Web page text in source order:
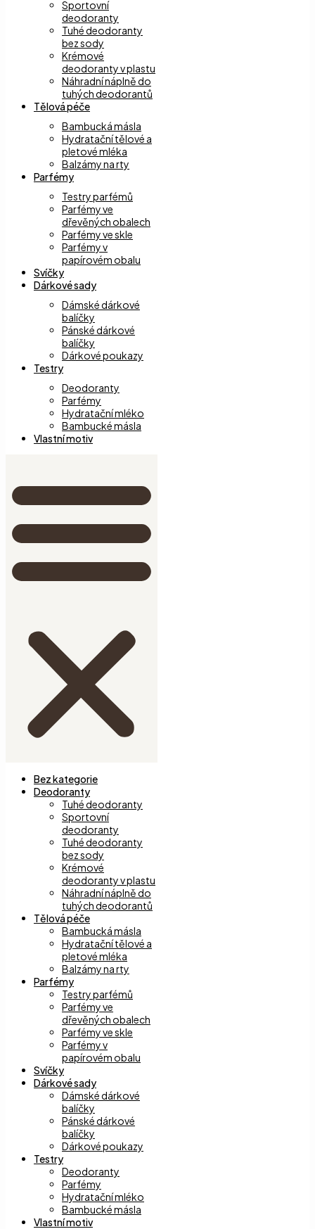
Sportovní
deodoranty
Tuhé deodoranty
bez sody
Krémové
deodoranty v plastu
Náhradní náplně do
tuhých deodorantů
Tělová péče
Bambucká másla
Hydratační tělové a
pletové mléka
Balzámy na rty
Parfémy
Testry parfémů
Parfémy ve
dřevěných obalech
Parfémy ve skle
Parfémy v
papírovém obalu
Svíčky
Dárkové sady
Dámské dárkové
balíčky
Pánské dárkové
balíčky
Dárkové poukazy
Testry
Deodoranty
Parfémy
Hydratační mléko
Bambucké másla
Vlastní motiv
Bez kategorie
Deodoranty
Tuhé deodoranty
Sportovní
deodoranty
Tuhé deodoranty
bez sody
Krémové
deodoranty v plastu
Náhradní náplně do
tuhých deodorantů
Tělová péče
Bambucká másla
Hydratační tělové a
pletové mléka
Balzámy na rty
Parfémy
Testry parfémů
Parfémy ve
dřevěných obalech
Parfémy ve skle
Parfémy v
papírovém obalu
Svíčky
Dárkové sady
Dámské dárkové
balíčky
Pánské dárkové
balíčky
Dárkové poukazy
Testry
Deodoranty
Parfémy
Hydratační mléko
Bambucké másla
Vlastní motiv